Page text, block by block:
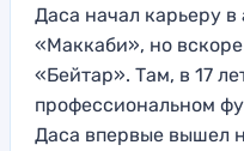
Даса начал карьеру
«Маккаби», но
«Бейтар». Там, в 17
профессиональном
Даса впервые вышел